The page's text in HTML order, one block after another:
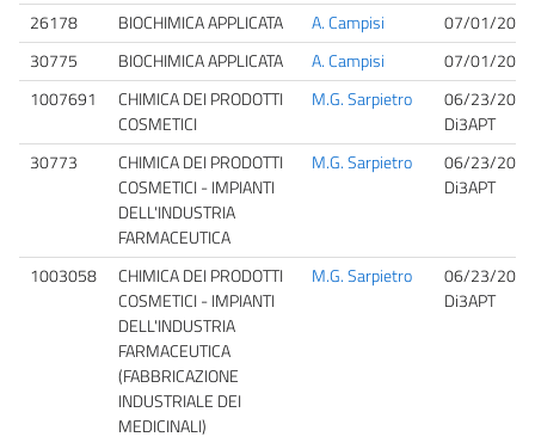
26178
BIOCHIMICA APPLICATA A. Campisi
07/01/
30775
BIOCHIMICA APPLICATA A. Campisi
07/01/
1007691
CHIMICA DEI PRODOTTI
COSMETICI
M.G. Sarpietro
06/23/
Di3APT
30773
CHIMICA DEI PRODOTTI
COSMETICI - IMPIANTI
DELL'INDUSTRIA
FARMACEUTICA
M.G. Sarpietro
06/23/
Di3APT
1003058
CHIMICA DEI PRODOTTI
COSMETICI - IMPIANTI
DELL'INDUSTRIA
FARMACEUTICA
(FABBRICAZIONE
INDUSTRIALE DEI
MEDICINALI)
M.G. Sarpietro
06/23/
Di3APT